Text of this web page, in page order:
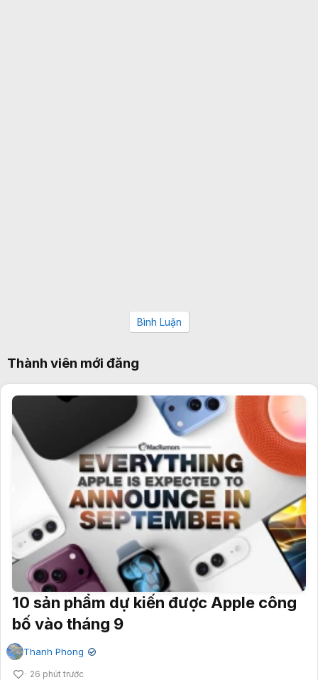
Bình Luận
Thành viên mới đăng
10 sản phẩm dự kiến được Apple công
bố vào tháng 9
Thanh Phong ✔
26 phút trước